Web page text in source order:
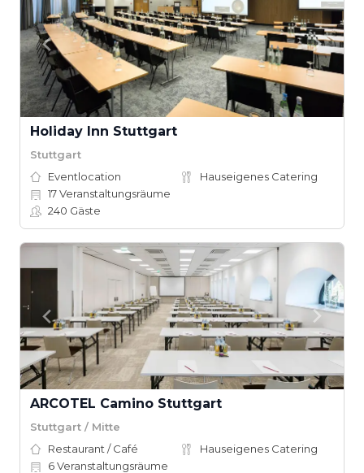
Holiday Inn Stuttgart
Stuttgart
Eventlocation
Hauseigenes Catering
17Veranstaltungsräume
240 Gäste
ARCOTEL Camino Stuttgart
Stuttgart / Mitte
Restaurant / Café
Hauseigenes Catering
6Veranstaltungsräume